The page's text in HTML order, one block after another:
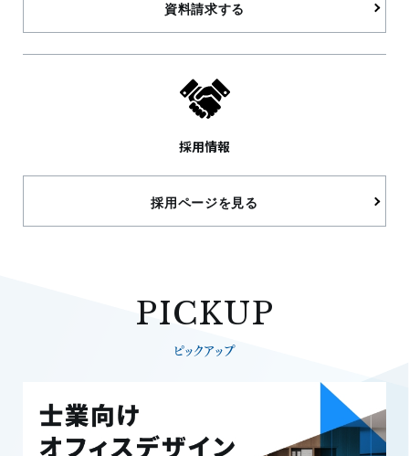
資料請求する
採用情報
採用ページを見る
PICKUP
ピックアップ